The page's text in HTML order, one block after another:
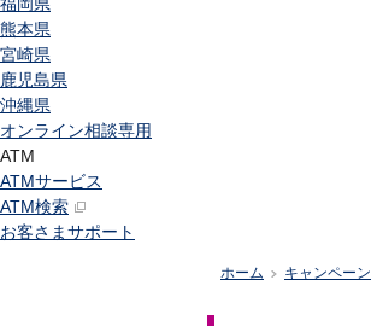
熊本県
宮崎県
鹿児島県
沖縄県
オンライン相談専用
ATM
ATMサービス
ATM検索
お客さまサポート
ホーム >キャンペーン